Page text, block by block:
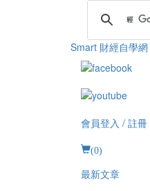
Smart 財經自學網
會員登入 / 註冊
(0)
最新文章